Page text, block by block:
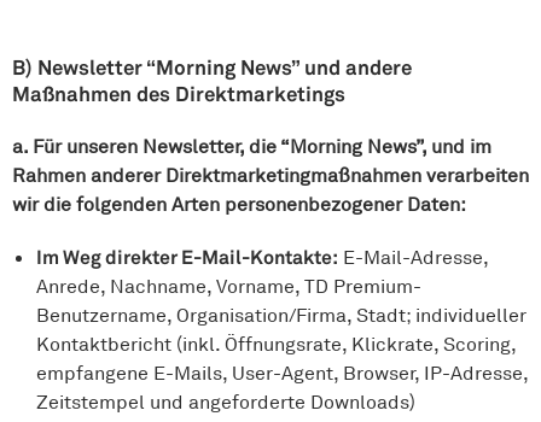
B) Newsletter “Morning News” und andere
Maßnahmen des Direktmarketings
a. Für unseren Newsletter, die “Morning News”, und im
Rahmen anderer Direktmarketingmaßnahmen verarbeiten
wir die folgenden Arten personenbezogener Daten:
Im Weg direkter E-Mail-Kontakte: E-Mail-Adresse,
Anrede, Nachname, Vorname, TD Premium-
Benutzername, Organisation/Firma, Stadt; individueller
Kontaktbericht (inkl. Öffnungsrate, Klickrate, Scoring,
empfangene E-Mails, User-Agent, Browser, IP-Adresse,
Zeitstempel und angeforderte Downloads)